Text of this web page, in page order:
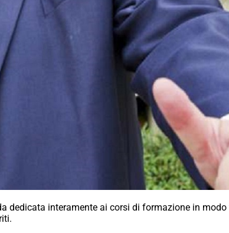
dedicata interamente ai corsi di formazione in modo